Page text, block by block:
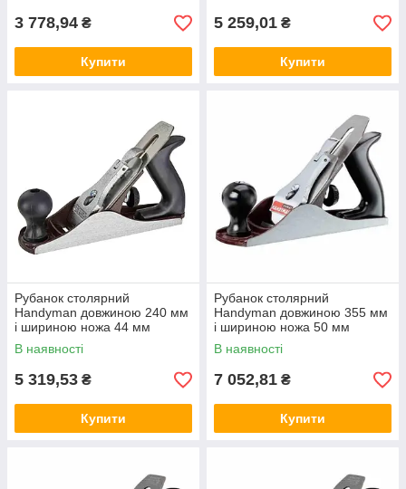
3 778,94 ₴
Купити
5 259,01 ₴
Купити
Рубанок столярний
Handyman довжиною 240 мм
і шириною ножа 44 мм
STANLEY 1-12-203
В наявності
5 319,53 ₴
Купити
Рубанок столярний
Handyman довжиною 355 мм
і шириною ножа 50 мм
STANLEY 1-12-205
В наявності
7 052,81 ₴
Купити